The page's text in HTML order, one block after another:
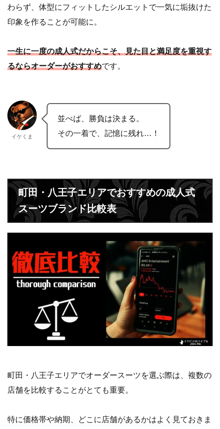
わらず、体型にフィットしたシルエットで一気に垢抜けた
印象を作ることが可能に。
一生に一度の成人式だからこそ、見た目と満足度を重視す
るならオーダーがおすすめです。
イケくま
並べば、勝負は決まる。
その一着で、記憶に残れ…！
町田・八王子エリアでおすすめの成人式
スーツブランド比較表
町田・八王子エリアでオーダースーツを選ぶ際は、複数の
店舗を比較することがとても重要。
特に価格帯や納期、どこに店舗があるかはよく見ておきま